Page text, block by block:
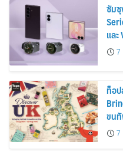
ซัม
แล
7
ท็อ
ขน
อา
สิงห
7